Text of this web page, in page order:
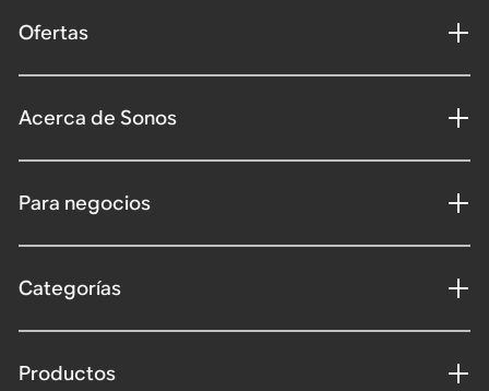
Ofertas
Acerca de Sonos
Para negocios
Categorías
Productos